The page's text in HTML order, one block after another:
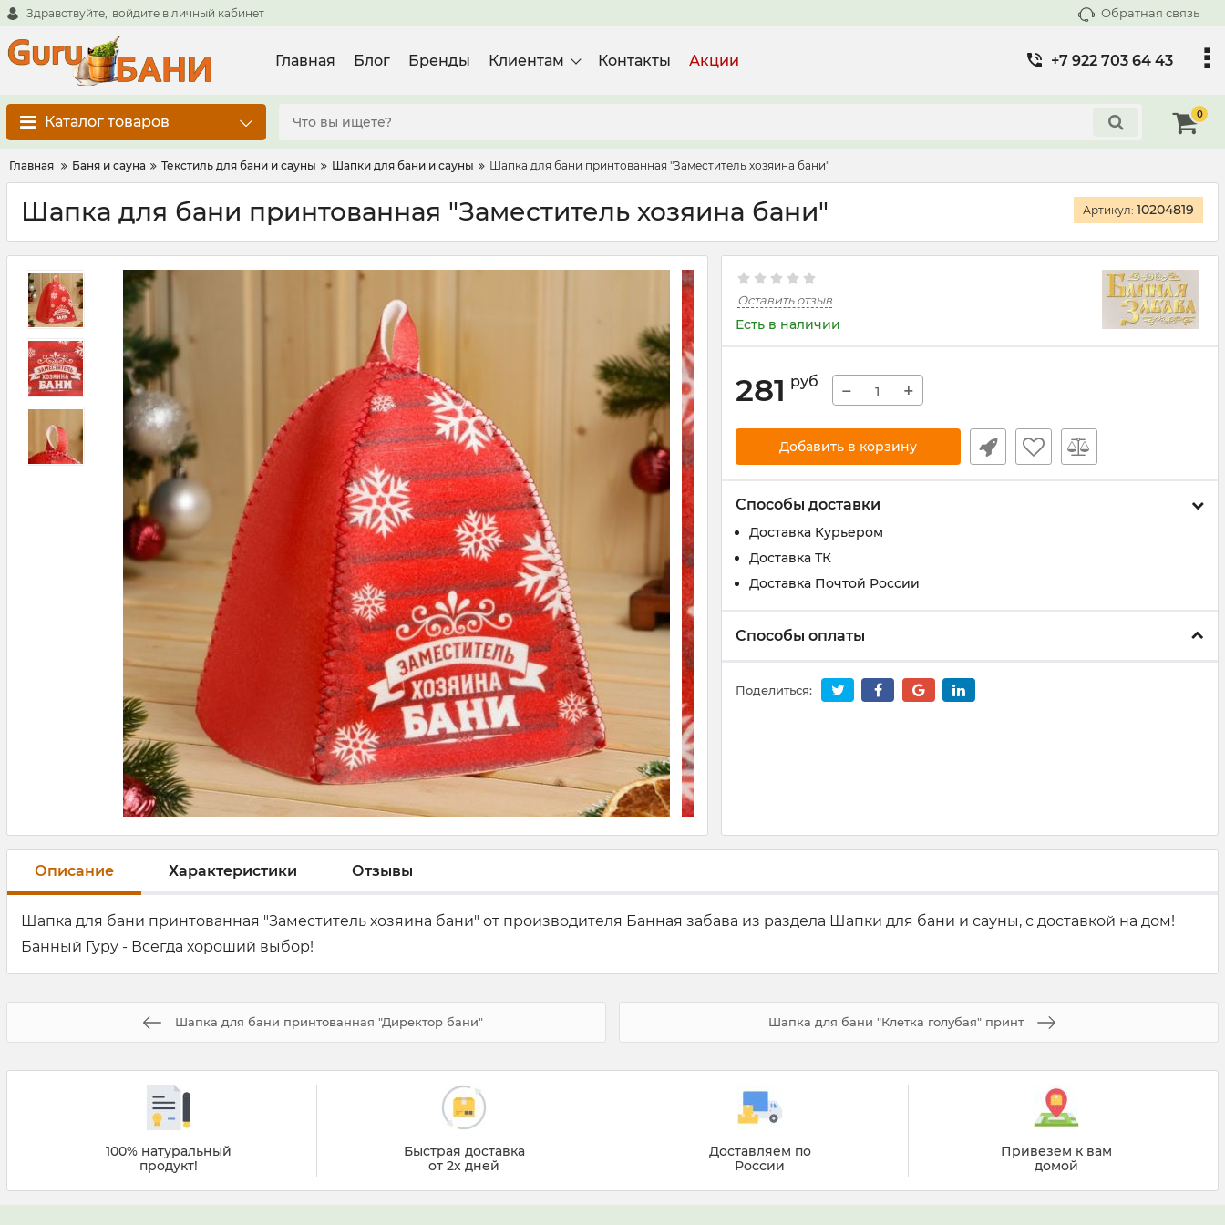
Здравствуйте, войдите в личный кабинет Обратная связь
Главная Блог Бренды Клиентам Контакты Акции +7 922 703 64 43
Каталог товаров 0
Главная Баня и сауна Текстиль для бани и сауны Шапки для бани и сауны Шапка для бани принтованная "Заместитель хозяина бани"
Шапка для бани принтованная "Заместитель хозяина бани" Артикул: 10204819
Оставить отзыв
Есть в наличии
281 руб − +
Добавить в корзину
Способы доставки
Доставка Курьером
Доставка ТК
Доставка Почтой России
Способы оплаты
Поделиться:
Описание Характеристики Отзывы
Шапка для бани принтованная "Заместитель хозяина бани" от производителя Банная забава из раздела Шапки для бани и сауны, с доставкой на дом!
Банный Гуру - Всегда хороший выбор!
Шапка для бани принтованная "Директор бани" Шапка для бани "Клетка голубая" принт
100% натуральный
продукт!
Быстрая доставка
от 2х дней
Доставляем по
России
Привезем к вам
домой